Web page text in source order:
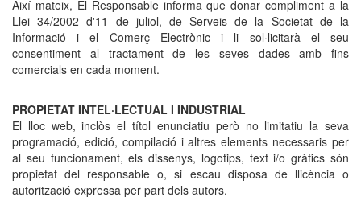
Així mateix, El Responsable informa que donar compliment a la
Llei 34/2002 d'11 de juliol, de Serveis de la Societat de la
Informació i el Comerç Electrònic i li sol·licitarà el seu
consentiment al tractament de les seves dades amb fins
comercials en cada moment.
PROPIETAT INTEL·LECTUAL I INDUSTRIAL
El lloc web, inclòs el títol enunciatiu però no limitatiu la seva
programació, edició, compilació i altres elements necessaris per
al seu funcionament, els dissenys, logotips, text i/o gràfics són
propietat del responsable o, si escau disposa de llicència o
autorització expressa per part dels autors.